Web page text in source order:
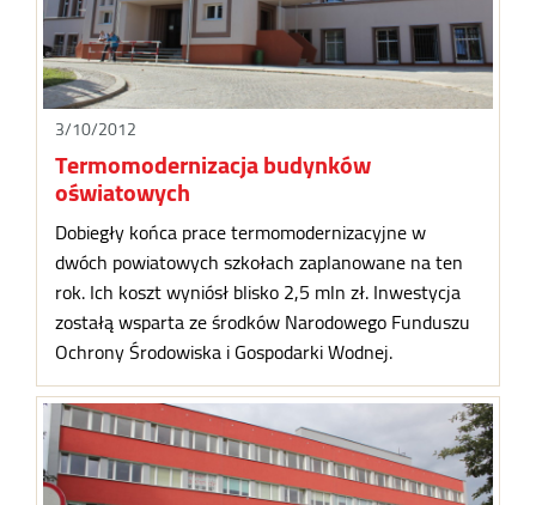
3/10/2012
Termomodernizacja budynków
oświatowych
Dobiegły końca prace termomodernizacyjne w
dwóch powiatowych szkołach zaplanowane na ten
rok. Ich koszt wyniósł blisko 2,5 mln zł. Inwestycja
zostałą wsparta ze środków Narodowego Funduszu
Ochrony Środowiska i Gospodarki Wodnej.